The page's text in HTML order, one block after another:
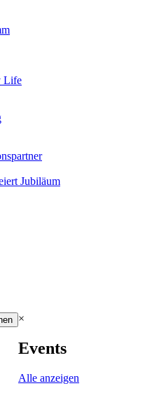
Life
Jubiläum
×
Events
Alle anzeigen